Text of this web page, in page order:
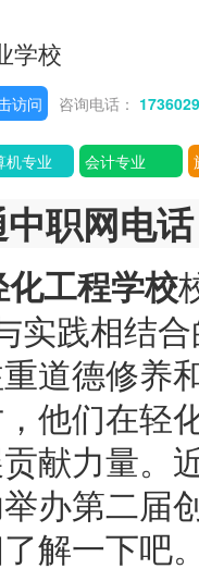
学校
访问 咨询电话：
机专业 会计专业
职网电
工程学校
实践相结
道德修养
他们在轻
献力量。
办第二届
解一下吧